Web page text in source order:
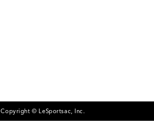
Copyright © LeSportsac, Inc.